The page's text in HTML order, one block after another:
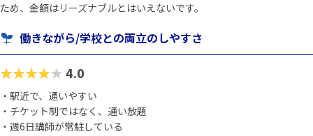
ため、金額はリーズナブルとはいえないです。
働きながら/学校との両立のしやすさ
★★★★★4.0
・駅近で、通いやすい
・チケット制ではなく、通い放題
・週6日講師が常駐している